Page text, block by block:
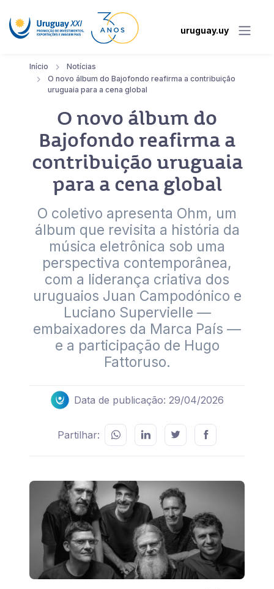
uruguay.uy
Início
Notícias
O novo álbum do Bajofondo reafirma a contribuição
uruguaia para a cena global
O novo álbum do
Bajofondo reafirma a
contribuição uruguaia
para a cena global
O coletivo apresenta Ohm, um
álbum que revisita a história da
música eletrônica sob uma
perspectiva contemporânea,
com a liderança criativa dos
uruguaios Juan Campodónico e
Luciano Supervielle —
embaixadores da Marca País —
e a participação de Hugo
Fattoruso.
Data de publicação: 29/04/2026
Partilhar: